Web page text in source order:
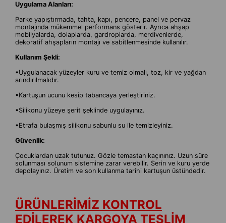
Uygulama Alanları:
Parke yapıştırmada, tahta, kapı, pencere, panel ve pervaz
montajında mükemmel performans gösterir. Ayrıca ahşap
mobilyalarda, dolaplarda, gardroplarda, merdivenlerde,
dekoratif ahşapların montajı ve sabitlenmesinde kullanılır.
Kullanım Şekli:
•Uygulanacak yüzeyler kuru ve temiz olmalı, toz, kir ve yağdan
arındırılmalıdır.
•Kartuşun ucunu kesip tabancaya yerleştiriniz.
•Silikonu yüzeye şerit şeklinde uygulayınız.
•Etrafa bulaşmış silikonu sabunlu su ile temizleyiniz.
Güvenlik:
Çocuklardan uzak tutunuz. Gözle temastan kaçınınız. Uzun süre
solunması solunum sistemine zarar verebilir. Serin ve kuru yerde
depolayınız. Üretim ve son kullanma tarihi kartuşun üstündedir.
ÜRÜNLERİMİZ KONTROL
EDİLEREK KARGOYA TESLİM